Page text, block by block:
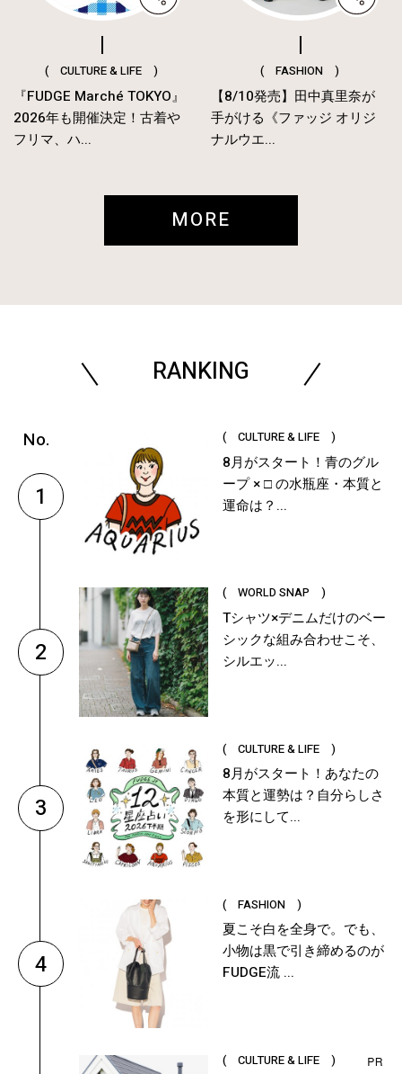
( CULTURE & LIFE )
『FUDGE Marché TOKYO』
2026年も開催決定！古着や
フリマ、ハ...
( FASHION )
【8/10発売】田中真里奈が
手がける《ファッジ オリジ
ナルウエ...
MORE
RANKING
1
( CULTURE & LIFE )
8月がスタート！青のグル
ープ × □ の水瓶座・本質と
運命は？...
2
( WORLD SNAP )
Tシャツ×デニムだけのベー
シックな組み合わせこそ、
シルエッ...
3
( CULTURE & LIFE )
8月がスタート！あなたの
本質と運勢は？自分らしさ
を形にして...
4
( FASHION )
夏こそ白を全身で。でも、
小物は黒で引き締めるのが
FUDGE流 ...
( CULTURE & LIFE )